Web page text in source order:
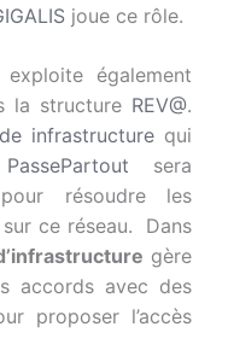
joue ce rôle.
exploite également
la structure REV@.
infrastructure qui
PassePartout sera
résoudre les
ce réseau. Dans
gère
accords avec des
proposer l’accès